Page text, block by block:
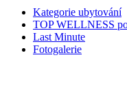
Kategorie ubytování
TOP WELLNESS
Last Minute
Fotogalerie